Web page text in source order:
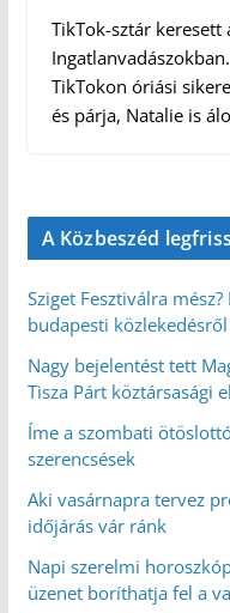
TikTok-sztár
TikTokon óriási
és párja, Natalie is
A Közbeszéd
Sziget Fesztiválra
budapesti közlekedésről
Nagy bejelentést tett
Tisza Párt köztársasági
Íme a szombati
szerencsések
Aki vasárnapra tervez
időjárás vár ránk
Napi szerelmi
üzenet boríthatja fel a